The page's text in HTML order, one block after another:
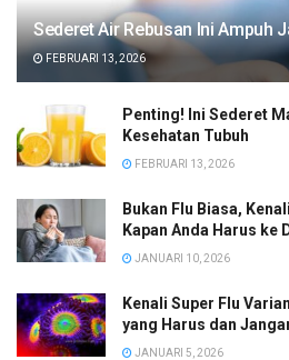
Sederet Air Rebusan Ini Ampuh
FEBRUARI 13, 2026
Penting! Ini Sederet
Kesehatan Tubuh
FEBRUARI 13, 2026
Bukan Flu Biasa,
Kapan Anda Harus ke
JANUARI 10, 2026
Kenali Super Flu
yang Harus dan
JANUARI 5, 2026